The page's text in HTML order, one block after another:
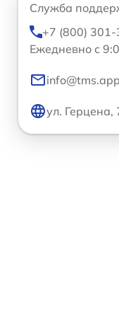
Служба
+7 (800)
Ежедневно с
ул. Герцена,